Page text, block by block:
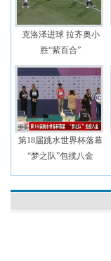
克洛泽进球 拉齐奥小
胜“紫百合”
第18届跳水世界杯落幕
“梦之队”包揽八金